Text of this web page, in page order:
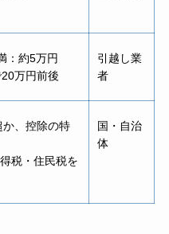
：約5万円
万円前後
引越し業
者
、控除の特
税・住民税を
国・自治
体